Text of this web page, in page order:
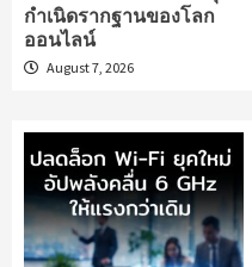
กำเนิดรากฐานของโลก
ออนไลน์
August 7, 2026